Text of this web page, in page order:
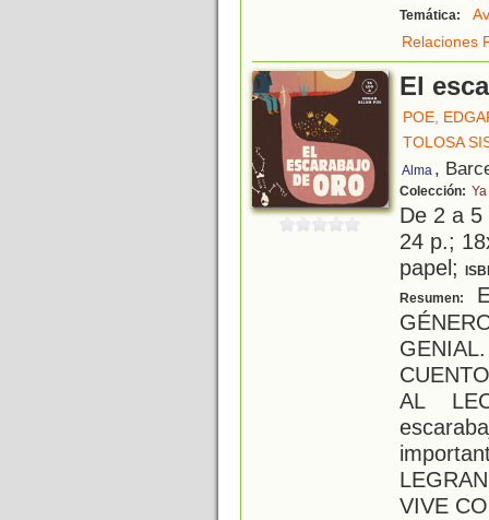
Temática:
Relaciones
El
POE,
TOLOSA
Alma ,
Colección:
De 2 a
24 p.;
papel;
Resumen:
AL
VIVE